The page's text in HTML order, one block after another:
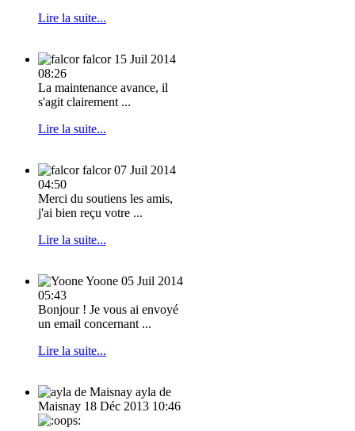
Lire la suite...
falcor 15 Juil 2014
08:26
La maintenance avance, il
s'agit clairement ...
Lire la suite...
falcor 07 Juil 2014
04:50
Merci du soutiens les amis,
j'ai bien reçu votre ...
Lire la suite...
Yoone 05 Juil 2014
05:43
Bonjour ! Je vous ai envoyé
un email concernant ...
Lire la suite...
ayla de
Maisnay 18 Déc 2013 10:46